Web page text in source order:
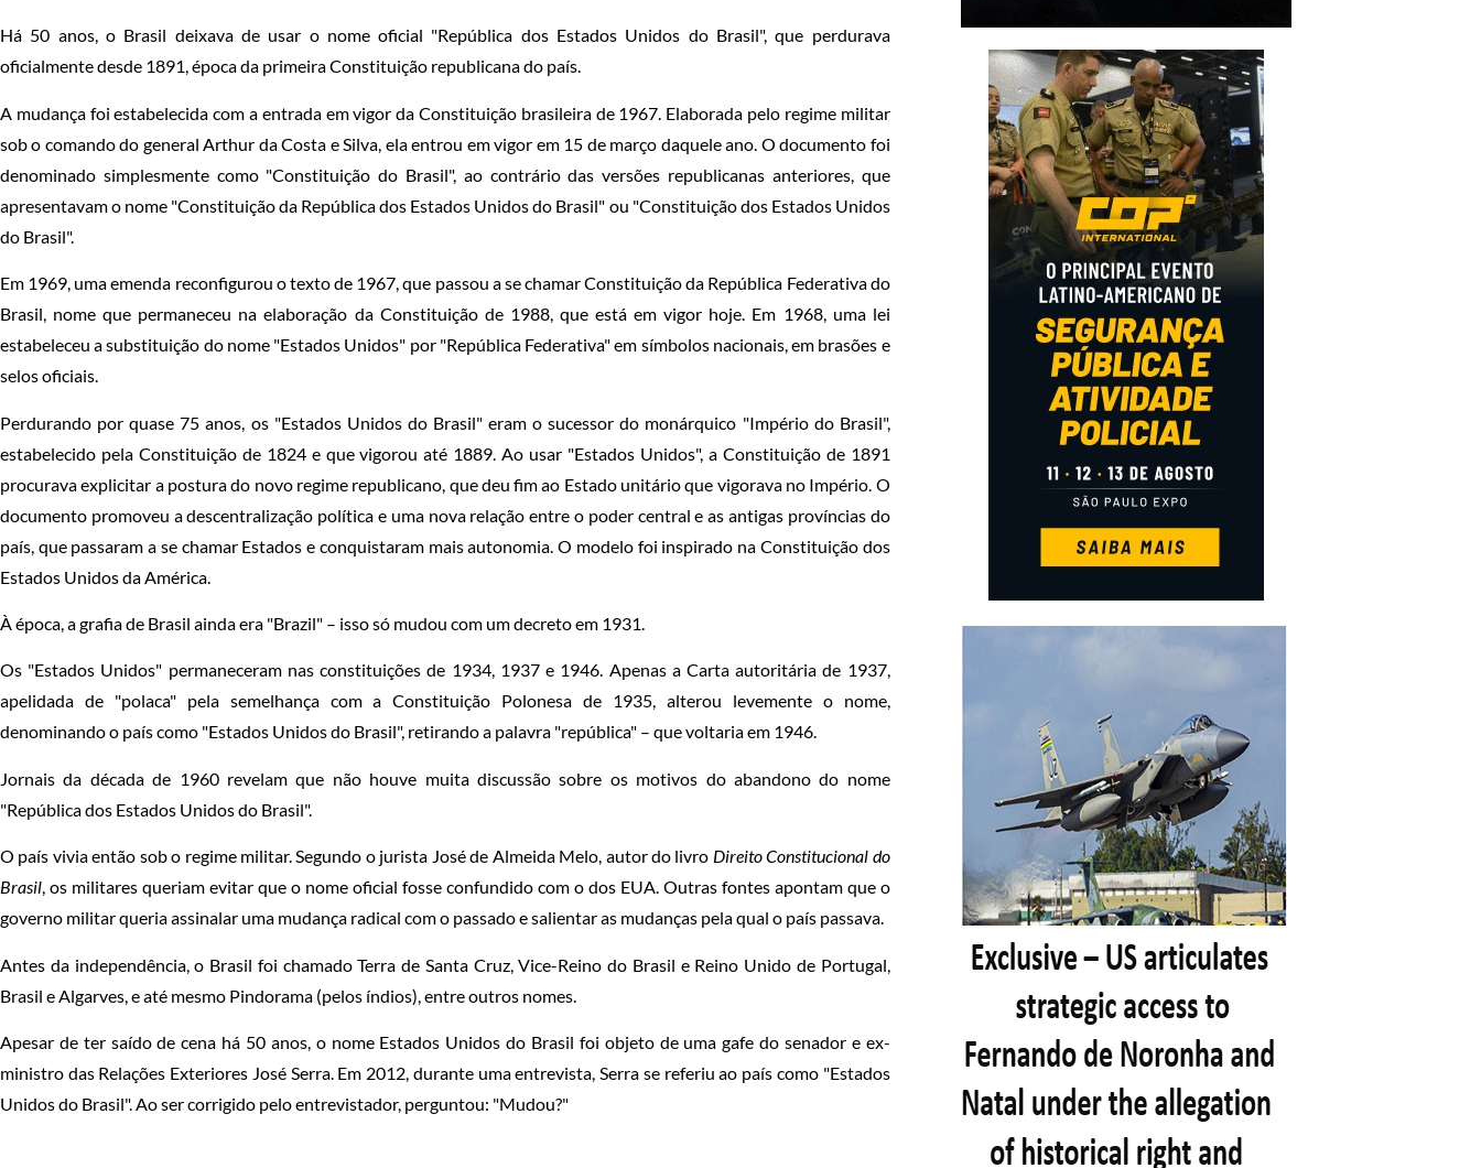
Há 50 anos, o Brasil deixava de usar o nome oficial "República dos Estados Unidos do Brasil", que perdurava
oficialmente desde 1891, época da primeira Constituição republicana do país.
A mudança foi estabelecida com a entrada em vigor da Constituição brasileira de 1967. Elaborada pelo regime militar
sob o comando do general Arthur da Costa e Silva, ela entrou em vigor em 15 de março daquele ano. O documento foi
denominado simplesmente como "Constituição do Brasil", ao contrário das versões republicanas anteriores, que
apresentavam o nome "Constituição da República dos Estados Unidos do Brasil" ou "Constituição dos Estados Unidos
do Brasil".
Em 1969, uma emenda reconfigurou o texto de 1967, que passou a se chamar Constituição da República Federativa do
Brasil, nome que permaneceu na elaboração da Constituição de 1988, que está em vigor hoje. Em 1968, uma lei
estabeleceu a substituição do nome "Estados Unidos" por "República Federativa" em símbolos nacionais, em brasões e
selos oficiais.
Perdurando por quase 75 anos, os "Estados Unidos do Brasil" eram o sucessor do monárquico "Império do Brasil",
estabelecido pela Constituição de 1824 e que vigorou até 1889. Ao usar "Estados Unidos", a Constituição de 1891
procurava explicitar a postura do novo regime republicano, que deu fim ao Estado unitário que vigorava no Império. O
documento promoveu a descentralização política e uma nova relação entre o poder central e as antigas províncias do
país, que passaram a se chamar Estados e conquistaram mais autonomia. O modelo foi inspirado na Constituição dos
Estados Unidos da América.
À época, a grafia de Brasil ainda era "Brazil" – isso só mudou com um decreto em 1931.
Os "Estados Unidos" permaneceram nas constituições de 1934, 1937 e 1946. Apenas a Carta autoritária de 1937,
apelidada de "polaca" pela semelhança com a Constituição Polonesa de 1935, alterou levemente o nome,
denominando o país como "Estados Unidos do Brasil", retirando a palavra "república" – que voltaria em 1946.
Jornais da década de 1960 revelam que não houve muita discussão sobre os motivos do abandono do nome
"República dos Estados Unidos do Brasil".
O país vivia então sob o regime militar. Segundo o jurista José de Almeida Melo, autor do livro Direito Constitucional do
Brasil, os militares queriam evitar que o nome oficial fosse confundido com o dos EUA. Outras fontes apontam que o
governo militar queria assinalar uma mudança radical com o passado e salientar as mudanças pela qual o país passava.
Antes da independência, o Brasil foi chamado Terra de Santa Cruz, Vice-Reino do Brasil e Reino Unido de Portugal,
Brasil e Algarves, e até mesmo Pindorama (pelos índios), entre outros nomes.
Apesar de ter saído de cena há 50 anos, o nome Estados Unidos do Brasil foi objeto de uma gafe do senador e ex-
ministro das Relações Exteriores José Serra. Em 2012, durante uma entrevista, Serra se referiu ao país como "Estados
Unidos do Brasil". Ao ser corrigido pelo entrevistador, perguntou: "Mudou?"